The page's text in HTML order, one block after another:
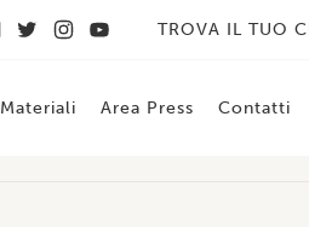
TROVA IL TUO
Materiali Area Press Contatti